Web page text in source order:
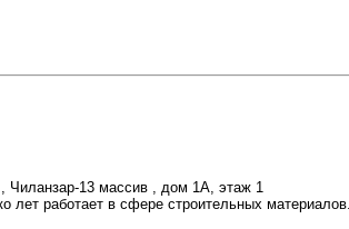
, Чиланзар-13 массив , дом 1А, этаж 1
лет работает в сфере строительных